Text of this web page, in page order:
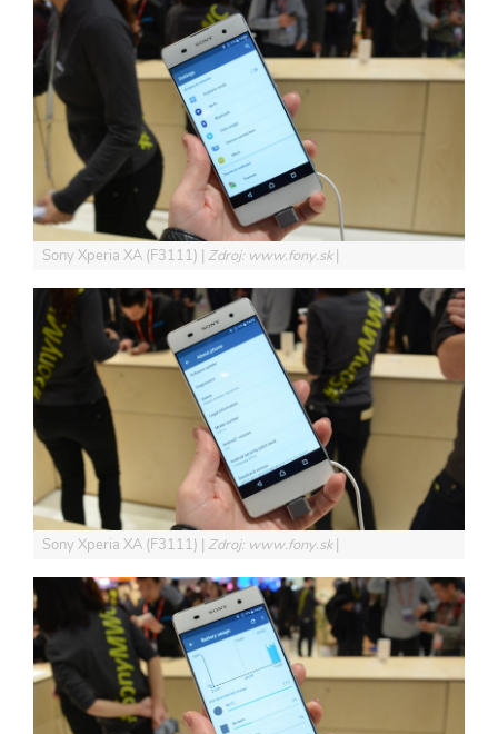
Sony Xperia XA (F3111) Zdroj: www.fony.sk
Sony Xperia XA (F3111) Zdroj: www.fony.sk